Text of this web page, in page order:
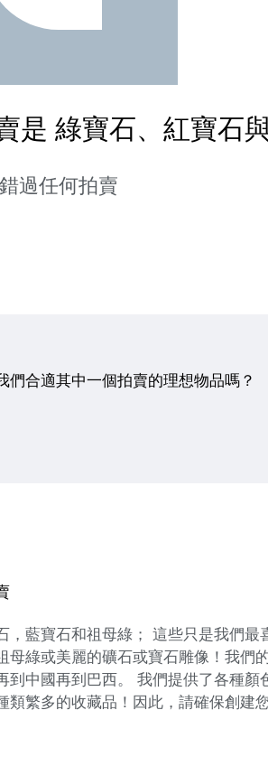
是 綠寶石、紅寶石
過任何拍賣
們合適其中一個拍賣的理想物品嗎？
，藍寶石和祖母綠； 這些只是我們
母綠或美麗的礦石或寶石雕像！我們
到中國再到巴西。 我們提供了各種
類繁多的收藏品！因此，請確保創建